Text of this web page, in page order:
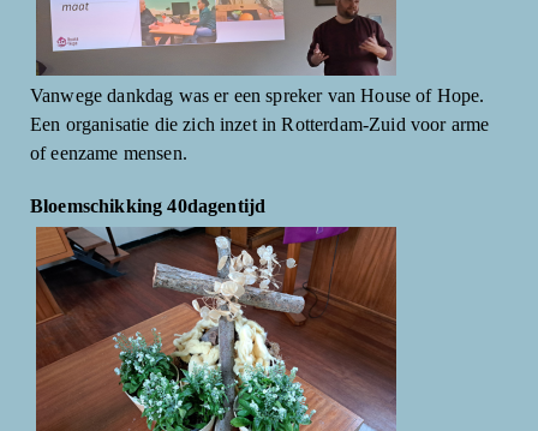
Vanwege dankdag was er een spreker van House of Hope.
Een organisatie die zich inzet in Rotterdam-Zuid voor arme
of eenzame mensen.
Bloemschikking 40dagentijd